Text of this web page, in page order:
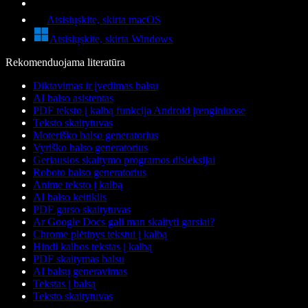
Atsisiųskite, skirta macOS
Atsisiųskite, skirta Windows
Rekomenduojama literatūra
Diktavimas ir įvedimas balsu
AI balso asistentas
PDF teksto į kalbą funkcija Android įrenginiuose
Teksto skaitytuvas
Moteriško balso generatorius
Vyriško balso generatorius
Geriausios skaitymo programos disleksijai
Roboto balso generatorius
Anime teksto į kalbą
AI balso keitiklis
PDF garso skaitytuvas
Ar Google Docs gali man skaityti garsiai?
Chrome plėtinys tekstui į kalbą
Hindi kalbos tekstas į kalbą
PDF skaitymas balsu
AI balsų generavimas
Tekstas į balsą
Teksto skaitytuvas